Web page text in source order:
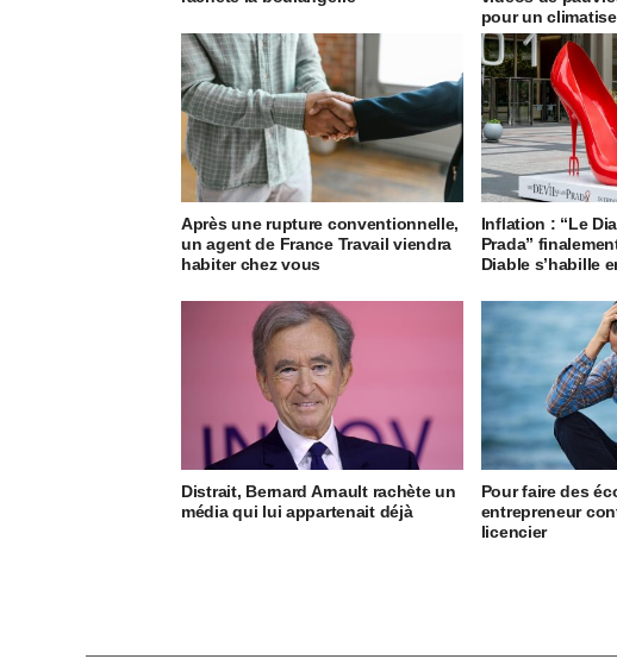
pour un
Après une rupture conventionnelle,
un agent de France Travail viendra
habiter chez vous
Inflation : “Le
Prada”
Diable s’habille
Distrait, Bernard Arnault rachète un
média qui lui appartenait déjà
Pour faire des
entrepreneur
licencier